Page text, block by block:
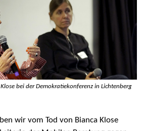
bei der Demokratiekonferenz in Lichtenberg
wir vom Tod von Bianca Klose